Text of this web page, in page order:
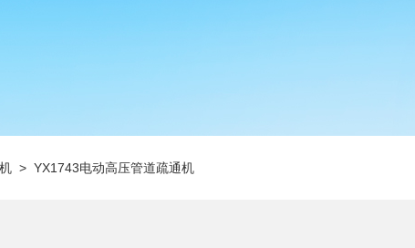
> YX1743电动高压管道疏通机